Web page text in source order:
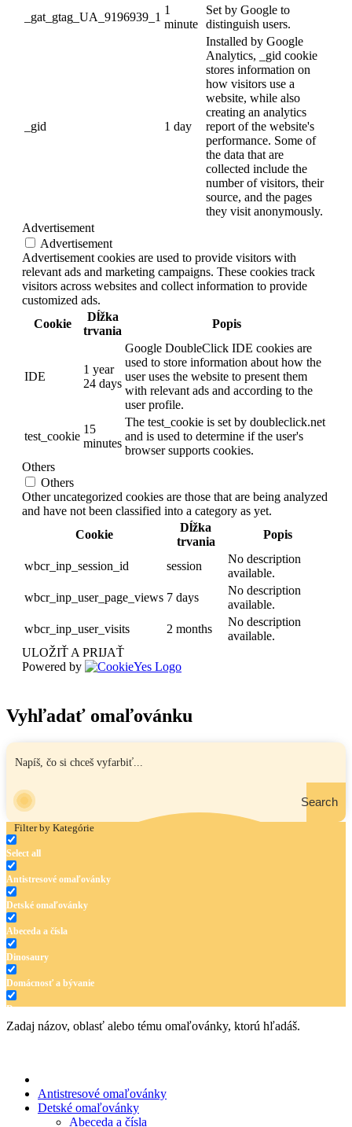
_gat_gtag_UA_9196939_1
1
minute
Set by Google to
distinguish users.
_gid 1 day
Installed by Google
Analytics, _gid cookie
stores information on
how visitors use a
website, while also
creating an analytics
report of the website's
performance. Some of
the data that are
collected include the
number of visitors, their
source, and the pages
they visit anonymously.
Advertisement
Advertisement
Advertisement cookies are used to provide visitors with
relevant ads and marketing campaigns. These cookies track
visitors across websites and collect information to provide
customized ads.
Cookie
Dĺžka
trvania
Popis
IDE
1 year
24 days
Google DoubleClick IDE cookies are
used to store information about how the
user uses the website to present them
with relevant ads and according to the
user profile.
test_cookie
15
minutes
The test_cookie is set by doubleclick.net
and is used to determine if the user's
browser supports cookies.
Others
Others
Other uncategorized cookies are those that are being analyzed
and have not been classified into a category as yet.
Cookie
Dĺžka
trvania
Popis
wbcr_inp_session_id session
No description
available.
wbcr_inp_user_page_views 7 days
No description
available.
wbcr_inp_user_visits
2 months
No description
available.
ULOŽIŤ A PRIJAŤ
Powered by
Vyhľadať omaľovánku
Search
Filter by Kategórie
Select all
Antistresové omaľovánky
Detské omaľovánky
Abeceda a čísla
Dinosaury
Domácnosť a bývanie
Doprava
Hudba
Kvety
Zadaj názov, oblasť alebo tému omaľovánky, ktorú hľadáš.
Antistresové omaľovánky
Detské omaľovánky
Abeceda a čísla